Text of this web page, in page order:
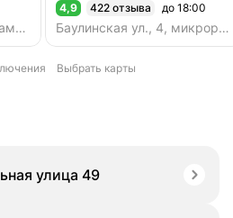
Московская область, Раменский городской округ, деревня Островцы, Подмосковная улица, 15
Рейтинг 4,9 из 5
4,9 422 отзыва до 18:00
Баулинская ул., 4, микрорайон Новые Островцы, д. Островцы
Выбрать карты
улица 49